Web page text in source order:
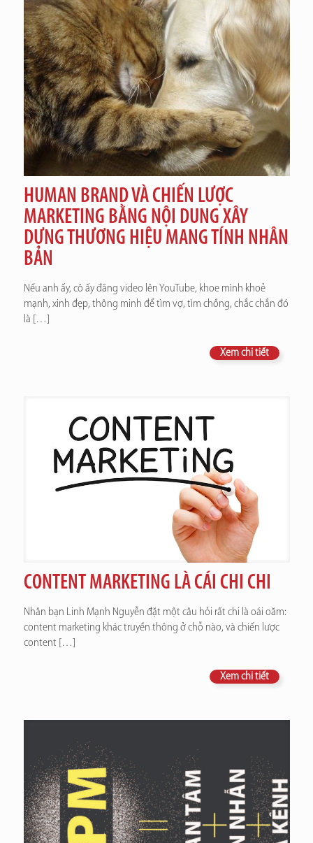
HUMAN BRAND VÀ CHIẾN LƯỢC
MARKETING BẰNG NỘI DUNG XÂY
DỰNG THƯƠNG HIỆU MANG TÍNH NHÂN
BẢN
Nếu anh ấy, cô ấy đăng video lên YouTube, khoe mình khoẻ
mạnh, xinh đẹp, thông minh để tìm vợ, tìm chồng, chắc chắn đó
là […]
Xem chi tiết
CONTENT MARKETING LÀ CÁI CHI CHI
Nhân bạn Linh Mạnh Nguyễn đặt một câu hỏi rất chi là oái oăm:
content marketing khác truyền thông ở chỗ nào, và chiến lược
content […]
Xem chi tiết